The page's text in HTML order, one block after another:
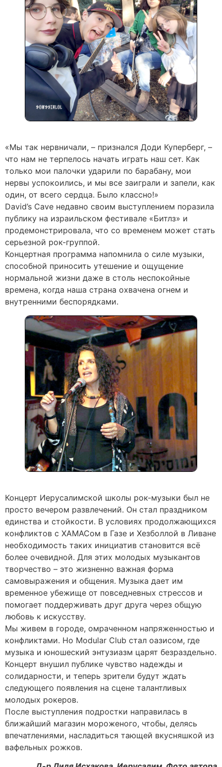
«Мы так нервничали, – признался Доди Куперберг, –
что нам не терпелось начать играть наш сет. Как
только мои палочки ударили по барабану, мои
нервы успокоились, и мы все заиграли и запели, как
один, от всего сердца. Было классно!»
David’s Cave недавно своим выступлением поразила
публику на израильском фестивале «Битлз» и
продемонстрировала, что со временем может стать
серьезной рок-группой.
Концертная программа напомнила о силе музыки,
способной приносить утешение и ощущение
нормальной жизни даже в столь неспокойные
времена, когда наша страна охвачена огнем и
внутренними беспорядками.
Концерт Иерусалимской школы рок-музыки был не
просто вечером развлечений. Он стал праздником
единства и стойкости. В условиях продолжающихся
конфликтов с ХАМАСом в Газе и Хезболлой в Ливане
необходимость таких инициатив становится всё
более очевидной. Для этих молодых музыкантов
творчество – это жизненно важная форма
самовыражения и общения. Музыка дает им
временное убежище от повседневных стрессов и
помогает поддерживать друг друга через общую
любовь к искусству.
Мы живем в городе, омраченном напряженностью и
конфликтами. Но Modular Club стал оазисом, где
музыка и юношеский энтузиазм царят безраздельно.
Концерт внушил публике чувство надежды и
солидарности, и теперь зрители будут ждать
следующего появления на сцене талантливых
молодых рокеров.
После выступления подростки направилась в
ближайший магазин мороженого, чтобы, делясь
впечатлениями, насладиться тающей вкусняшкой из
вафельных рожков.